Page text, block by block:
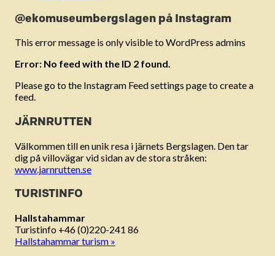
@ekomuseumbergslagen på Instagram
This error message is only visible to WordPress admins
Error: No feed with the ID 2 found.
Please go to the Instagram Feed settings page to create a
feed.
JÄRNRUTTEN
Välkommen till en unik resa i järnets Bergslagen. Den tar
dig på villovägar vid sidan av de stora stråken:
www.jarnrutten.se
TURISTINFO
Hallstahammar
Turistinfo +46 (0)220-241 86
Hallstahammar turism »